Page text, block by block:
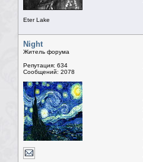
Eter Lake
Night
Житель форума
Репутация: 634
Сообщений: 2078